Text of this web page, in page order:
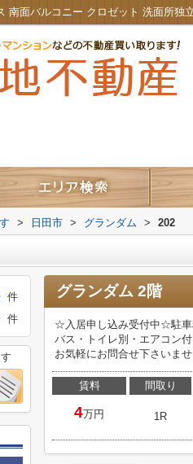
> 日田市 > グランダム > 202
グランダム 2階
☆入居申し込み受付中☆駐車
バス・トイレ別・エアコン
お気軽にお問合せ下さいま
賃料
4万円
間取り
1R
件
件